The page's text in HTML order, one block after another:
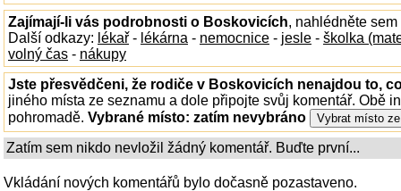
Zajímají-li vás podrobnosti o Boskovicích, nahlédněte
Další odkazy: lékař - lékárna - nemocnice - jesle - školka
volný čas - nákupy
Jste přesvědčeni, že rodiče v Boskovicích nenajdou to,
jiného místa ze seznamu a dole připojte svůj komentář. Obě
pohromadě. Vybrané místo: zatím nevybráno
Zatím sem nikdo nevložil žádný komentář. Buďte první...
Vkládání nových komentářů bylo dočasně pozastaveno.